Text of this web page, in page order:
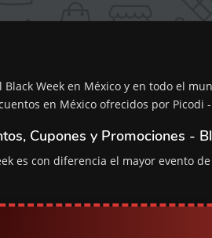
Week en México y en todo el
en México ofrecidos por
Cupones y Promociones -
es con diferencia el mayor evento